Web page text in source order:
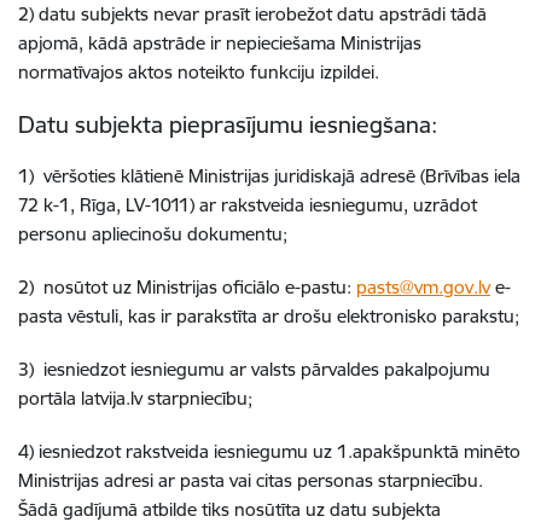
2) datu subjekts nevar prasīt ierobežot datu apstrādi tādā
apjomā, kādā apstrāde ir nepieciešama Ministrijas
normatīvajos aktos noteikto funkciju izpildei.
Datu subjekta pieprasījumu iesniegšana:
1) vēršoties klātienē Ministrijas juridiskajā adresē (Brīvības iela
72 k-1, Rīga, LV-1011) ar rakstveida iesniegumu, uzrādot
personu apliecinošu dokumentu;
2) nosūtot uz Ministrijas oficiālo e-pastu: pasts@vm.gov.lve-
pasta vēstuli, kas ir parakstīta ar drošu elektronisko parakstu;
3) iesniedzot iesniegumu ar valsts pārvaldes pakalpojumu
portāla latvija.lv starpniecību;
4) iesniedzot rakstveida iesniegumu uz 1.apakšpunktā minēto
Ministrijas adresi ar pasta vai citas personas starpniecību.
Šādā gadījumā atbilde tiks nosūtīta uz datu subjekta